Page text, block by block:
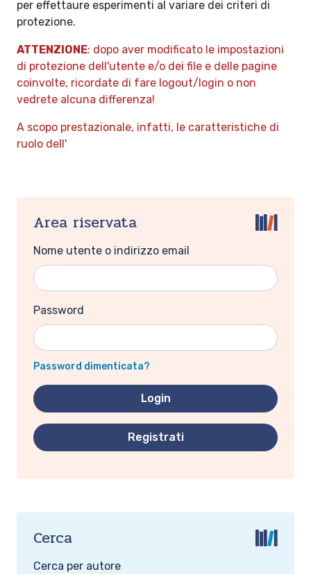
per effettaure esperimenti al variare dei criteri di
protezione.
ATTENZIONE: dopo aver modificato le impostazioni
di protezione dell'utente e/o dei file e delle pagine
coinvolte, ricordate di fare logout/login o non
vedrete alcuna differenza!
A scopo prestazionale, infatti, le caratteristiche di
ruolo dell'
Area riservata
Nome utente o indirizzo email
Password
Password dimenticata?
Registrati
Cerca
Cerca per autore